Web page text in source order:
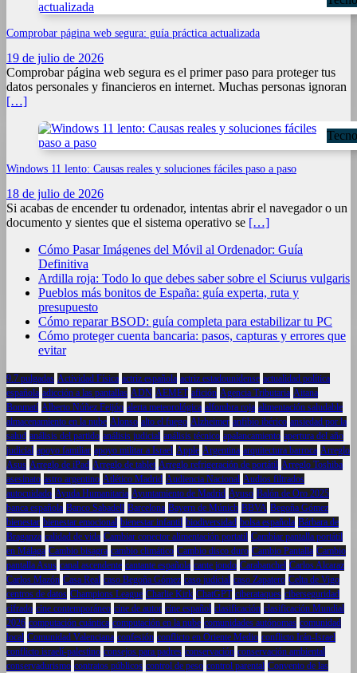
Comprobar página web segura: guía práctica actualizada
19 de julio de 2026
Comprobar página web segura es el primer paso para proteger tus
datos personales y financieros en internet. Muchas personas ignoran
[…]
Windows 11 lento: Causas reales y soluciones fáciles paso a paso
18 de julio de 2026
Si acabas de encender tu ordenador, intentas abrir el navegador o un
documento y sientes que el sistema operativo se […]
Cómo Pasar Imágenes del Móvil al Ordenador: Guía
Definitiva
Ardilla roja: Todo lo que debes saber sobre el Sciurus vulgaris
Pueblos más bonitos de España: guía experta, ruta y
presupuesto
Cómo reparar BSOD: guía completa para estabilizar tu PC
Cómo proteger cuenta bancaria: pasos, capturas y errores que
evitar
9.7 pulgadas Actividad Física actriz española actriz estadounidense actualidad política
española adicción a las pantallas ADN AEMET afición Agencia Tributaria Aitana
Bonmatí Alberto Núñez Feijóo alerta meteorológica alfombra roja alimentación saludable
almacenamiento en la nube Alonso alto el fuego Alzheimer anfibio ibérico ansiedad por la
salud análisis del partido análisis judicial análisis técnico apalancamiento apertura del año
judicial apoyo familiar apoyo militar a Israel Apple Argentina arquitectura barroca Arreglo
Asus Arreglo de iPad Arreglo de tablet Arreglo refrigeración de portátil Arreglo Toshiba
asesinato astro argentino Atlético Madrid Audiencia Nacional Audios filtrados
autocuidado Ayuda Humanitaria Ayuntamiento de Madrid Ayuso Balón de Oro 2025
banca española Banco Sabadell Barcelona Bayern de Múnich BBVA Begoña Gómez
bienestar bienestar emocional bienestar infantil biodiversidad bolsa española Bárbara de
Braganza calidad de vida Cambiar conector alimentación portatil Cambiar pantalla portátil
en Málaga Cambio bisagra cambio climático Cambio disco duro Cambio Pantalla Cambio
pantalla Asus canal ascendente cantante española cante jondo Carabanchel Carlos Alcaraz
Carlos Mazón Casa Real caso Begoña Gómez caso judicial caso Zapatero Celta de Vigo
centros de datos Champions League Charlie Kirk ChatGPT ciberataques ciberseguridad
cifrado cine contemporáneo cine de autor cine español clasificación clasificación Mundial
2026 computación cuántica computación en la nube comunidades autónomas comunidad
local Comunidad Valenciana confesión conflicto en Oriente Medio conflicto Irán-Israel
conflicto israelí-palestino consejos para padres conservación conservación ambiental
conservadurismo contratos públicos control de peso control parental Convento de las